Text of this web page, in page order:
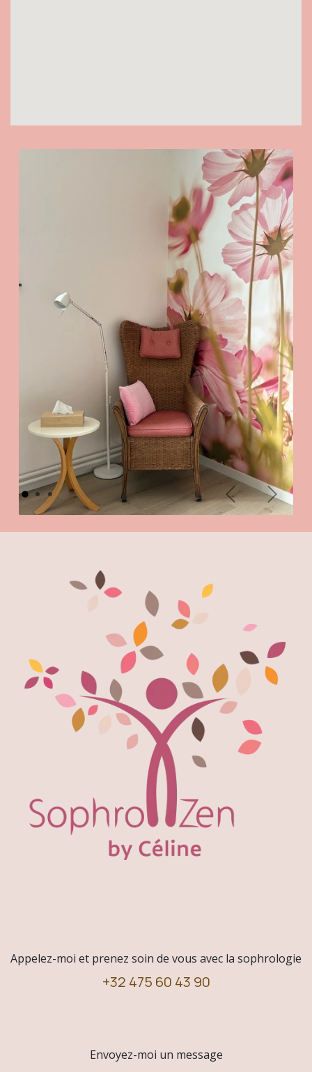
PrécédentSuivant
Appelez-moi et prenez soin de vous avec la sophrologie
+32 475 60 43 90
Envoyez-moi un message